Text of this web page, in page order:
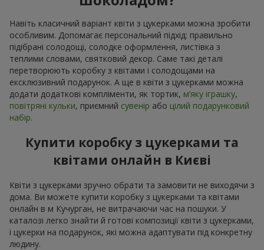
Навіть класичний варіант квіти з цукерками можна зробити
особливим. Допомагає персональний підхід: правильно
підібрані солодощі, солодке оформлення, листівка з
теплими словами, святковий декор. Саме такі деталі
перетворюють коробку з квітами і солодощами на
ексклюзивний подарунок. А ще в квіти з цукерками можна
додати додаткові компліменти, як тортик, м’яку іграшку,
повітряні кульки, приємний сувенір або цілий подарунковий
набір.
Купити коробку з цукерками та
квітами онлайн в Києві
Квіти з цукерками зручно обрати та замовити не виходячи з
дома. Ви можете купити коробку з цукерками та квітами
онлайн в м Кучурган, не витрачаючи час на пошуки. У
каталозі легко знайти й готові композиції квіти з цукерками,
і цукерки на подарунок, які можна адаптувати під конкретну
людину.